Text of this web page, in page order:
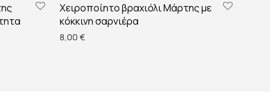
Χειροποίητο βραχιόλι Μάρτης με
κόκκινη σαρνιέρα
8,00 €